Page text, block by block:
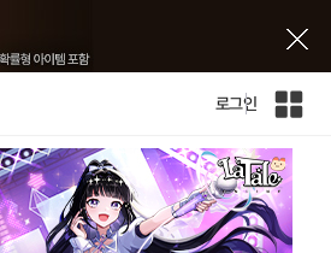
로그인
인
체
사
트